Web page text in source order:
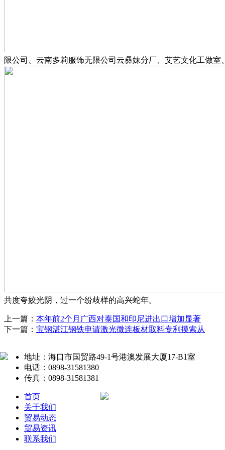
限公司、云南多莉服饰无限公司云彝妹分厂、艾艺文化工做
共度夸姣光阴，过一个纷歧样的高兴蛇年。
上一篇： 本年前2个月广西对泰国和印尼进出口增加显著
下一篇： 宝钢湛江钢铁申请激光微连板材取料专利摸索从
地址：海口市国贸路49-1号港澳发展大厦17-B1室
电话：0898-31581380
传真：0898-31581381
首页
关于我们
贸易动态
贸易资讯
联系我们